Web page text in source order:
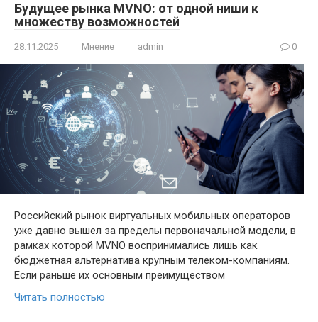
Будущее рынка MVNO: от одной ниши к
множеству возможностей
28.11.2025 Мнение admin 0
Российский рынок виртуальных мобильных операторов
уже давно вышел за пределы первоначальной модели, в
рамках которой MVNO воспринимались лишь как
бюджетная альтернатива крупным телеком-компаниям.
Если раньше их основным преимуществом
Читать полностью